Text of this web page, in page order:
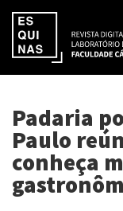
Padaria
Paulo
conheça